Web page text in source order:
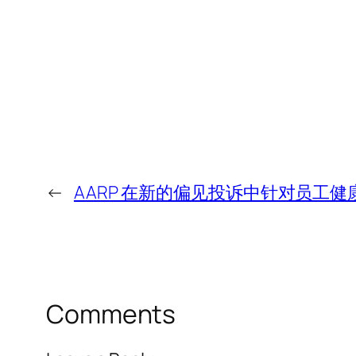
← AARP 在新的偏见投诉中针对员工健
Comments